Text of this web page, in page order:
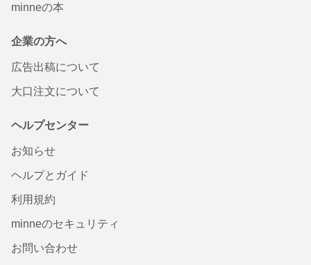
minneの本
企業の方へ
広告出稿について
大口注文について
ヘルプセンター
お知らせ
ヘルプとガイド
利用規約
minneのセキュリティ
お問い合わせ